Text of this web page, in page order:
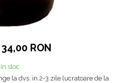
34,00 RON
In stoc
la dvs. in 2-3 zile lucratoare de la